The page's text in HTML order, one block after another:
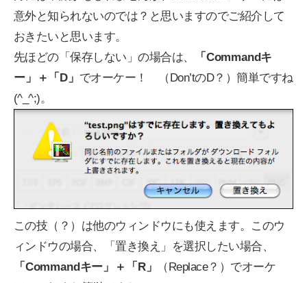
意外と知られないのでは？と思いますのでご紹介して
おきたいと思います。
先ほどの「保存しない」の場合は、
「Commandキ
ー」＋「D」 でオーケー！ （Don’tのD？）簡単ですね
(^_^;)。
この技（？）は他のウィンドウにも使えます。このウ
ィンドウの場合、「置き換え」を選択したい場合、
「Commandキー」＋「R」
（Replace？）でオーケ